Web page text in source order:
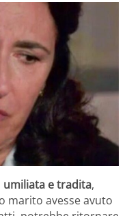
umiliata e tradita,
marito avesse avuto